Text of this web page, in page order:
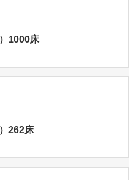
1000床
262床